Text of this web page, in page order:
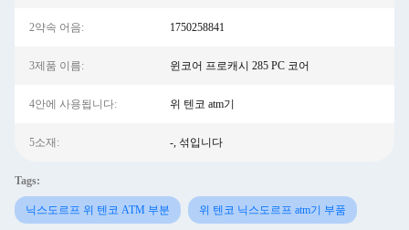
2약속 어음: 1750258841
3제품 이름: 윈코어 프로캐시 285 PC 코어
4안에 사용됩니다: 위 텐코 atm기
5소재: -, 섞입니다
Tags:
닉스도르프 위 텐코 ATM 부분 위 텐코 닉스도르프 atm기 부품